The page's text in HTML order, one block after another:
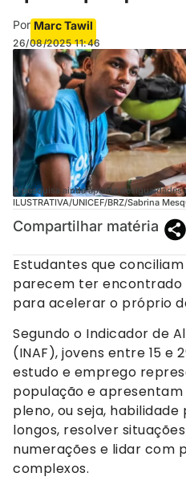
Por Marc Tawil
26/08/2025 11:46
A pesquisa ainda aponta desigualdades
ILUSTRATIVA/UNICEF/BRZ/Sabrina
Compartilhar matéria
Estudantes que
parecem ter encontrado
para acelerar o próprio
Segundo o Indicador de
(INAF), jovens entre 15 e
estudo e emprego
população e
pleno, ou seja,
longos, resolver
numerações e lidar com
complexos.